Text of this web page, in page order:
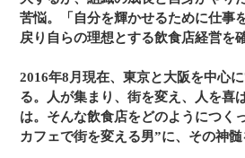
苦悩。「自分を輝かせるために仕事
戻り自らの理想とする飲食店経営を
2016年8月現在、東京と大阪を中心
る。人が集まり、街を変え、人を喜
は。そんな飲食店をどのようにつく
カフェで街を変える男”に、その神髄